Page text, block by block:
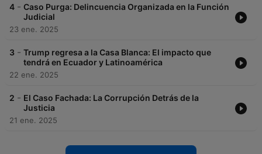
4 - Caso Purga: Delincuencia Organizada en la Función
Judicial
23 ene. 2025
3 - Trump regresa a la Casa Blanca: El impacto que
tendrá en Ecuador y Latinoamérica
22 ene. 2025
2 - El Caso Fachada: La Corrupción Detrás de la
Justicia
21 ene. 2025